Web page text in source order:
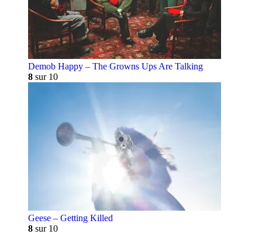
Demob Happy – The Growns Ups Are Talking
8 sur 10
Geese – Getting Killed
8 sur 10